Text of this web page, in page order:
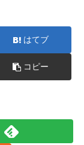
はてブ
コピー